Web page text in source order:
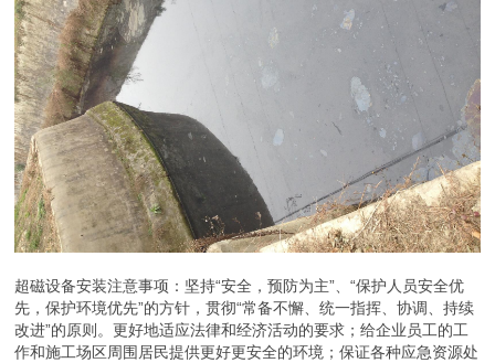
超磁设备安装注意事项：坚持“安全，预防为主”、“保护人员安全优
先，保护环境优先”的方针，贯彻“常备不懈、统一指挥、协调、持续
改进”的原则。更好地适应法律和经济活动的要求；给企业员工的工
作和施工场区周围居民提供更好更安全的环境；保证各种应急资源处